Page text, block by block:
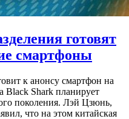
готовят
смартфоны
к анонсу смартфон на
Black Shark планирует
поколения. Лэй Цзюнь,
что на этом китайская